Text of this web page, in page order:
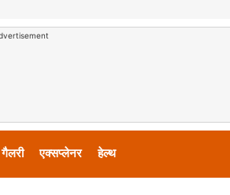
गैलरी एक्सप्लेनर हेल्थ